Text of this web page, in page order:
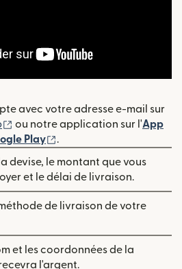
avec votre adresse e-mail sur
(s'ouvre dans une nouvelle
ou notre application sur l'App
dans une nouvelle fenêtre)
Play .
devise, le montant que vous
et le délai de livraison.
de livraison de votre
et les coordonnées de la
l'argent.